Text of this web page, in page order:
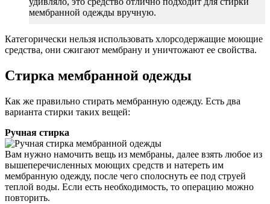
мембранной одежды вручную.
Категорически нельзя использовать хлорсодержащие моющие
средства, они сжигают мембрану и уничтожают ее свойства.
Стирка мембранной одежды
Как же правильно стирать мембранную одежду. Есть два
варианта стирки таких вещей:
Ручная стирка
Вам нужно намочить вещь из мембраны, далее взять любое из
вышеперечисленных моющих средств и натереть им
мембранную одежду, после чего сполоснуть ее под струей
теплой воды. Если есть необходимость, то операцию можно
повторить.